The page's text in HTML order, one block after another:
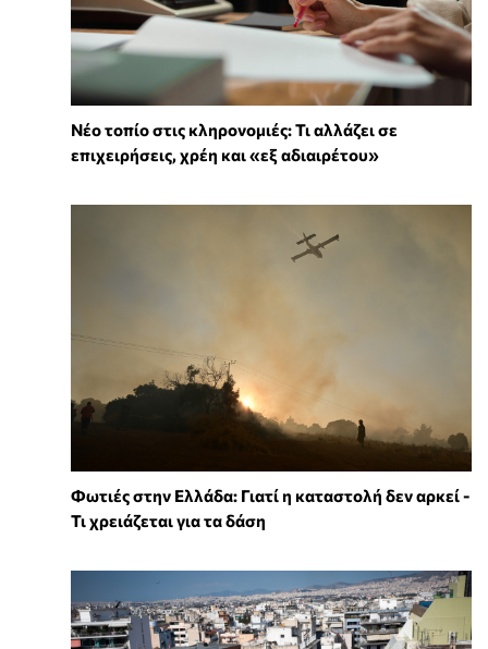
Νέο τοπίο στις κληρονομιές: Τι αλλάζει σε
επιχειρήσεις, χρέη και «εξ αδιαιρέτου»
Φωτιές στην Ελλάδα: Γιατί η καταστολή δεν αρκεί -
Τι χρειάζεται για τα δάση